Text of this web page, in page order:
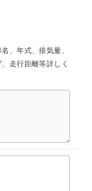
、年式、排気量、
走行距離等詳しく